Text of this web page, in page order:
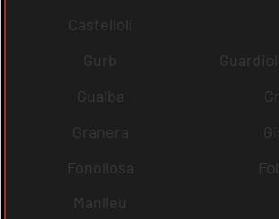
Castellolí
Gurb
Gualba
Granera
Fonollosa
Manlleu